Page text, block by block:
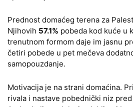
Prednost domaćeg terena za
Njihovih 57.1% pobeda kod kuće u
trenutnom formom daje im jasnu
četiri pobede u pet mečeva
samopouzdanje.
Motivacija je na strani domaćina.
rivala i nastave pobednički niz